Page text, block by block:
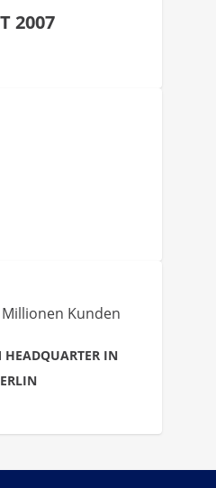
2007
Kunden
HEADQUARTER IN